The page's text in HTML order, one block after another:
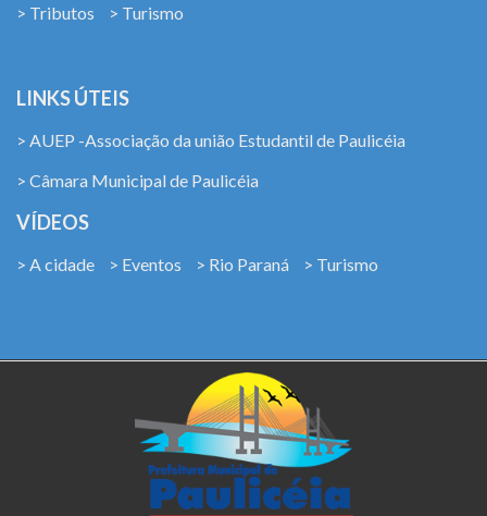
> Tributos
> Turismo
LINKS ÚTEIS
> AUEP -Associação da união Estudantil de Paulicéia
> Câmara Municipal de Paulicéia
VÍDEOS
> A cidade > Eventos > Rio Paraná > Turismo